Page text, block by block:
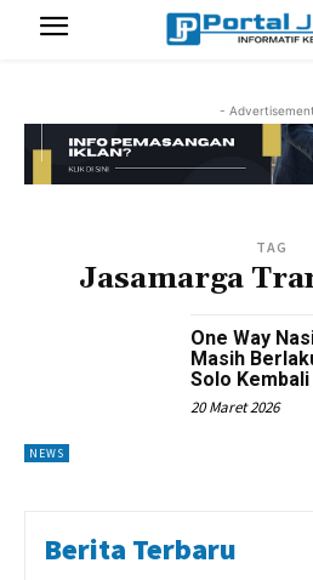
-
TAG
Jasamarga
NEWS
One Way
Masih
Solo
20 Maret 2026
Berita Terbaru